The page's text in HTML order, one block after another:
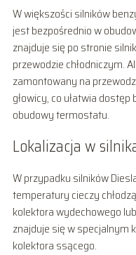
W większości silników
jest bezpośrednio w
znajduje się po stronie
przewodzie chłodniczym.
zamontowany na
głowicy, co ułatwia
obudowy termostatu.
Lokalizacja w
W przypadku silników
temperatury cieczy
kolektora wydechowego
znajduje się w specjalnym
kolektora ssącego.